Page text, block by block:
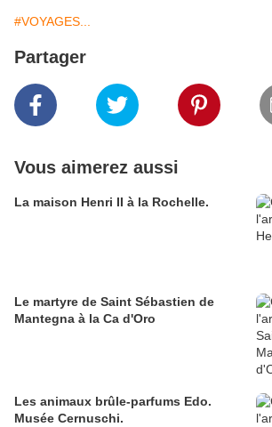
#VOYAGES...
Partager
Vous aimerez aussi
La maison Henri II à la Rochelle.
Le martyre de Saint Sébastien de
Mantegna à la Ca d'Oro
Les animaux brûle-parfums Edo.
Musée Cernuschi.